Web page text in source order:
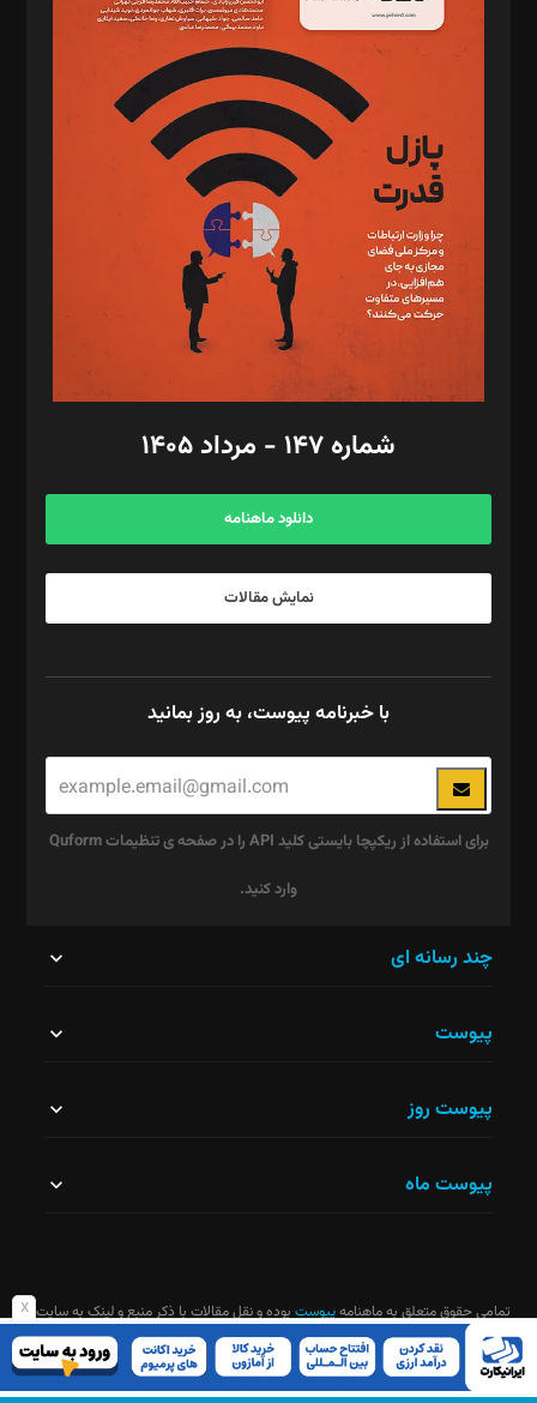
x
د‌بیر حقوق فناوری: حسام‌الدین ایپکچی
د‌بیر پیوست جهان: مینا پاکدل
د‌بیر تحریریه آنلاین: بابک نقاش
تحریریه‌: مجتبی محمود‌ی، آرش برهمند، یسنا امان‌پور، سروش کرمیان،
مصطفی مسجدی آرانی، ابوالفضل رجبی، زهرا فکرانه، فائزه فتحی
رستمی،مصطفی باستان
ویرایش: نگار استاد‌‌آقا
طراح یونیفرم: مجید توکلی
فیلمبرداری و عکاسی: امیر شفیعی، مانی لطفی زاده
گرافیک و صفحه‌آرایی: سید‌سبحان‌علی ثابت
مد‌یر توسعه تجاری: کامبیز برید‌
امور مالی: شاپور رهبری، محمد‌ کاظمی‌نیا
آگهی و مشترکین: ۰۹۱۹۹۹۹۰۴۵۴
شماره ۱۴۷ - مرداد ۱۴۰۵
دانلود ماهنامه
نمایش مقالات
با خبرنامه پیوست، به روز بمانید
برای استفاده از ریکپچا بایستی کلید API را در صفحه ی تنظیمات Quform
وارد کنید.
نباید
شود.
چند رسانه ای
پیوست
پیوست روز
پیوست ماه
تمامی حقوق متعلق به ماهنامهپیوست بوده و نقل مقالات با ذکر منبع و لینک به سایت
ماهنامه آزاد است